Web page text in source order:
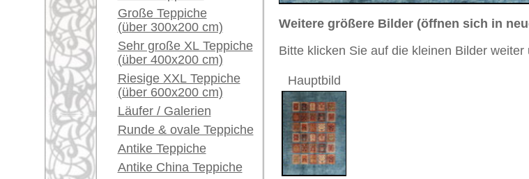
Ein kleines Teppich-
Glossar...
Händler können ihre
großen Teppiche hier
verkaufen
Info Center
Häufige Fragen (FAQ)
AGB
Bestellvorgang
Lieferung und Zahlung
Widerrufsrecht
Datenschutz
blau
Bemerkungen:
Unikat. Handgeknüpfter / moderner Teppich mit Übergangsdesign
Der Flor dieses Teppichs besteht aus Wolle
Preis (inkl. MwSt.): € 1.350
Voraussichtliche Lieferzeit:
4 - 8 Werktage
in Warenkorb
Bei diesem Teppich handelt es sich um einen sogenannten
"Felderteppich"
, im persischen und unter Kennern auch als "Cheschti" bezeichnet. Die